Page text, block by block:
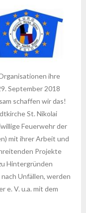
ihre
September 2018
schaffen wir das!
St. Nikolai
Feuerwehr der
mit ihrer Arbeit und
Projekte
Hintergründen
Unfällen, werden
e. V. u.a. mit dem